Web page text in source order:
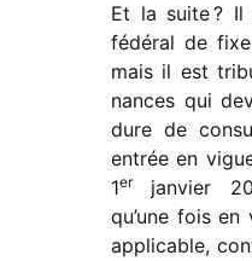
Et la suite ? Il
fédé­ral de
mais il est
nances qui
dure de
entrée en
1erjanvier
qu’une fois en
appli­cable,